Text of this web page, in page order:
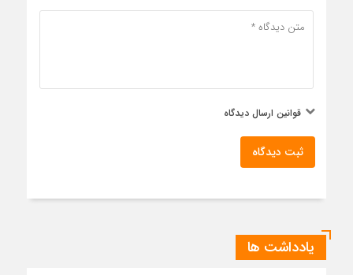
قوانین ارسال دیدگاه
ثبت دیدگاه
یادداشت ها